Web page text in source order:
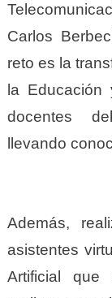
Carlos
reto es la
la
docentes
llevando
Además,
asistentes
Artificial que